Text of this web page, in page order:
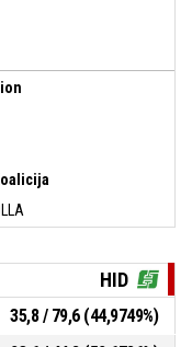
HID
35,8 / 79,6 (44,9749%)